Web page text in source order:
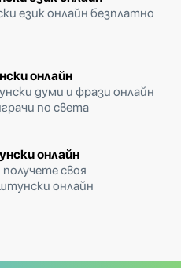
език онлайн безплатно
онлайн
думи и фрази онлайн
по света
онлайн
своя
онлайн